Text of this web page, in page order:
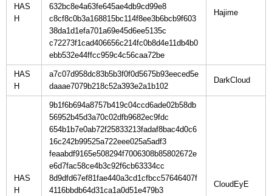
HAS
H
632bc8e4a63fe645ae4db9cd99e8
c8cf8c0b3a168815bc114f8ee3b6bcb9f603
38da1d1efa701a69e45d6ee5135c
c72273f1cad406656c214fc0b8d4e11db4b0
ebb532e44ffcc959c4c56caa72be
HAS
H
a7c07d958dc83b5b3f0f0d5675b93eeced5e
daaae7079b218c52a393e2a1b102
HAS
H
9b1f6b694a8757b419c04ccd6ade02b58db
56952b45d3a70c02dfb9682ec9fdc
654b1b7e0ab72f25833213fadaf8bac4d0c6
16c242b99525a722eee025a5adf3
feaabdf9165e508294f7006308b85802672e
e6d7fac58ce4b3c92f6cb63334cc
8d9dfd67ef81fae440a3cd1cfbcc57646407f
4116bbdb64d31ca1a0d51e479b3